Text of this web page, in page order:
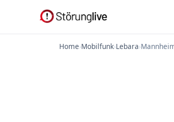
Home›Mobilfunk›Lebara›